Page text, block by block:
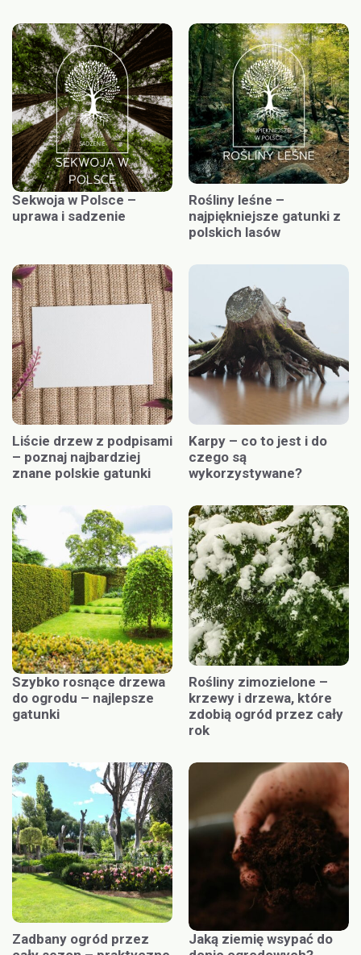
Sekwoja w Polsce –
uprawa i sadzenie
Rośliny leśne –
najpiękniejsze gatunki z
polskich lasów
Liście drzew z podpisami
– poznaj najbardziej
znane polskie gatunki
Karpy – co to jest i do
czego są
wykorzystywane?
Szybko rosnące drzewa
do ogrodu – najlepsze
gatunki
Rośliny zimozielone –
krzewy i drzewa, które
zdobią ogród przez cały
rok
Zadbany ogród przez
Jaką ziemię wsypać do